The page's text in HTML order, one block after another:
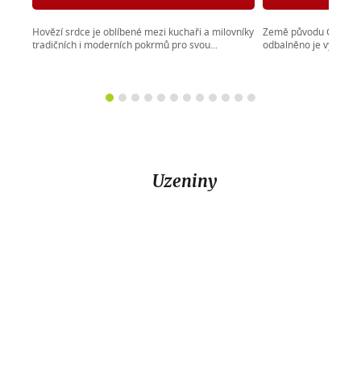
Hovězí srdce je oblíbené mezi kuchaři a milovníky
tradičních i moderních pokrmů pro svou...
Země původu ČR
odbalněno je vysoce
Uzeniny